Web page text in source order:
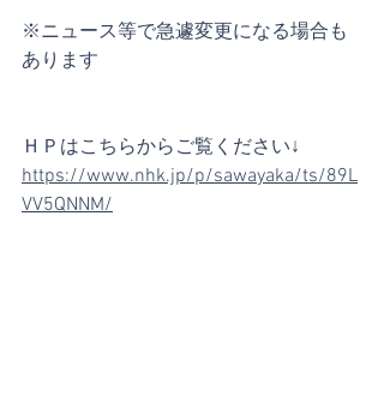
※ニュース等で急遽変更になる場合も
あります
ＨＰはこちらからご覧ください↓
https://www.nhk.jp/p/sawayaka/ts/89L
VV5QNNM/